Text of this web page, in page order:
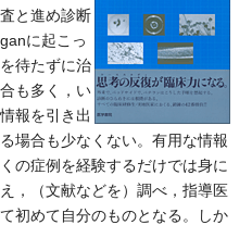
と進め診断
に起こっ
待たずに治
も多く，い
報を引き出
場合も少なくない。有用な情報
の症例を経験するだけでは身に
，（文献などを）調べ，指導医
初めて自分のものとなる。しか